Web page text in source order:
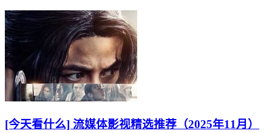
[今天看什么] 流媒体影视精选推荐（2025年11月）